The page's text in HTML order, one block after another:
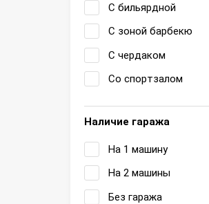
С бильярдной
С зоной барбекю
С чердаком
Со спортзалом
Наличие гаража
На 1 машину
На 2 машины
Без гаража